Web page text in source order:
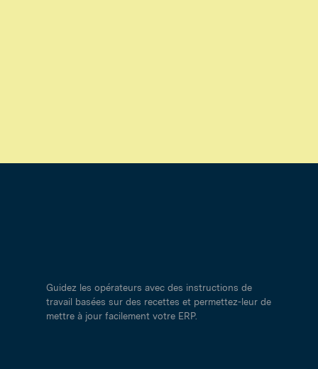
Guidez les opérateurs avec des instructions de
travail basées sur des recettes et permettez-leur de
mettre à jour facilement votre ERP.